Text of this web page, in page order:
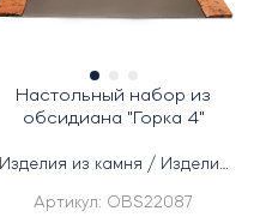
Настольный набор из
обсидиана "Горка 4"
Изделия из камня / Изделия
Артикул: OBS22087